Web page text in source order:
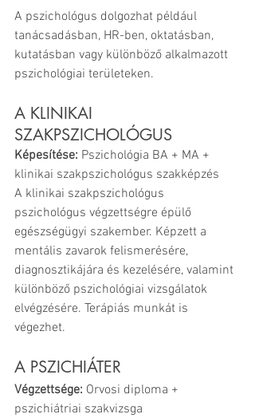
A pszichológus dolgozhat például
tanácsadásban, HR-ben, oktatásban,
kutatásban vagy különböző alkalmazott
pszichológiai területeken.
A KLINIKAI
SZAKPSZICHOLÓGUS
Képesítése: Pszichológia BA + MA +
klinikai szakpszichológus szakképzés
A klinikai szakpszichológus
pszichológus végzettségre épülő
egészségügyi szakember. Képzett a
mentális zavarok felismerésére,
diagnosztikájára és kezelésére, valamint
különböző pszichológiai vizsgálatok
elvégzésére. Terápiás munkát is
végezhet.
A PSZICHIÁTER
Végzettsége: Orvosi diploma +
pszichiátriai szakvizsga